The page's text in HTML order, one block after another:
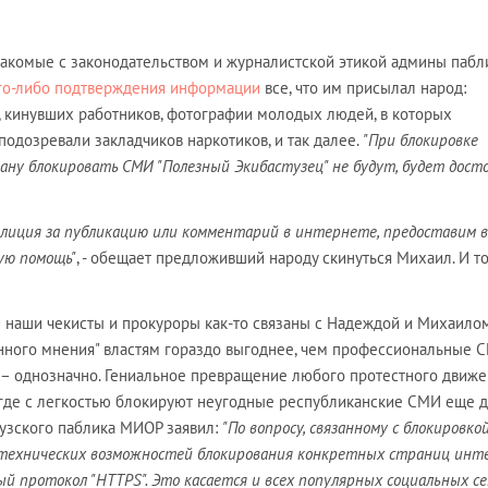
с законодательством и журналистской этикой админы
либо подтверждения информации все, что им присылал народ:
работников, фотографии молодых людей, в которых
закладчиков наркотиков, и так далее. "При блокировке
блокировать СМИ "Полезный Экибастузец" не будут, будет
за публикацию или комментарий в интернете, предоставим
помощь", - обещает предложивший народу скинуться Михаил. И
чекисты и прокуроры как-то связаны с Надеждой и
мнения" властям гораздо выгоднее, чем профессиональные
Гениальное превращение любого протестного
с легкостью блокируют неугодные республиканские СМИ еще
паблика МИОР заявил: "По вопросу, связанному с
возможностей блокирования конкретных страниц
протокол "HTTPS". Это касается и всех популярных социальных